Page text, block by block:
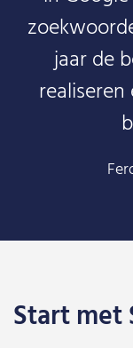
jaar de
Start met